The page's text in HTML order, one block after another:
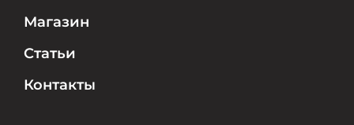
Магазин
Статьи
Контакты